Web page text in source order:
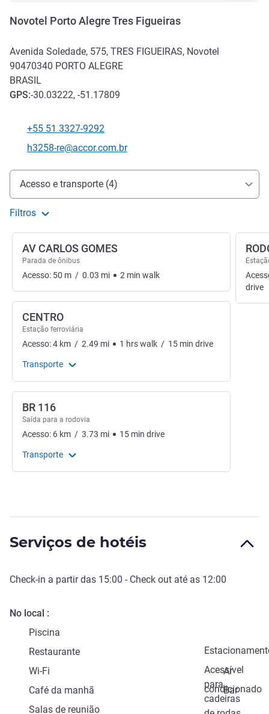
Novotel Porto Alegre Tres Figueiras
Avenida Soledade, 575, TRES FIGUEIRAS, Novotel
90470340 PORTO ALEGRE
BRASIL
GPS:-30.03222, -51.17809
Telefone
+55 51 3327-9292
E-mail de contato
h3258-re@accor.com.br
Acesso e transporte
Acesso e transporte (4)
Filtros
AV CARLOS GOMES
Parada de ônibus
Acesso: 50 m / 0.03 mi 2 min walk
CENTRO
Estação ferroviária
Acesso:4 km / 2.49 mi 1 hrswalk / 15 min drive
Transporte
BR 116
Saída para a rodovia
Acesso: 6 km / 3.73 mi 15 min drive
Transporte
drive
Serviços de hotéis
Check-in a partir das 15:00 - Check out até as 12:00
No local
Piscina
Restaurante
Acessível
para
cadeiras
Wi-Fi
Ar
condicionado
Café da manhã
Bar
Salas de reunião